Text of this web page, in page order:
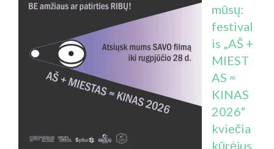
mūsų:
festival
is „AŠ +
MIEST
AS =
KINAS
2026“
kviečia
kūrėjus